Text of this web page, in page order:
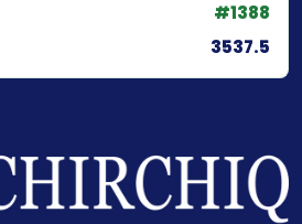
#1388
3537.5